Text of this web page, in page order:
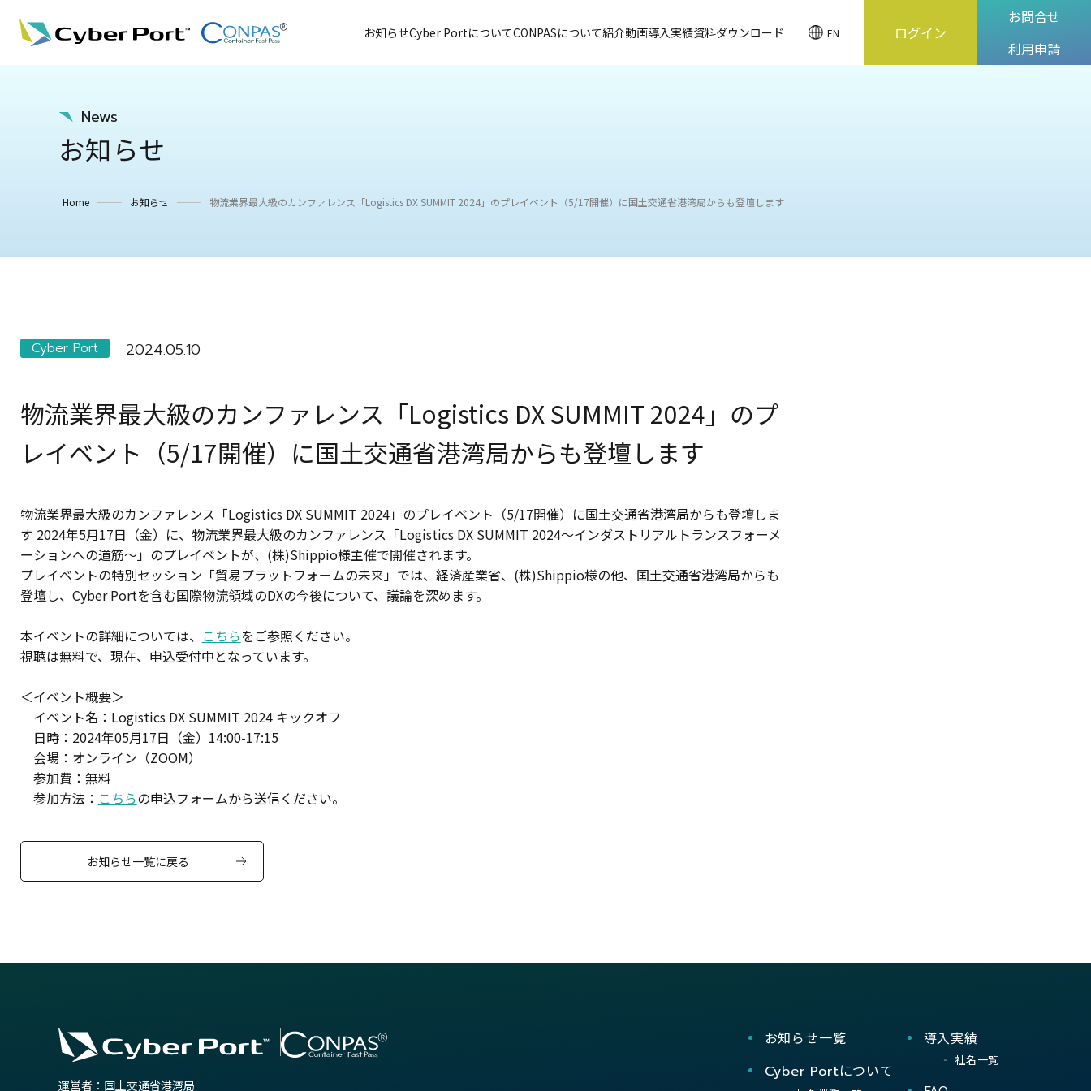
お知らせCyber PortについてCONPASについて紹介動画導入実績資料ダウンロード EN ログイン
お問合せ
利用申請
News
お知らせ
Home お知らせ 物流業界最大級のカンファレンス「Logistics DX SUMMIT 2024」のプレイベント（5/17開催）に国土交通省港湾局からも登壇します
Cyber Port 2024.05.10
物流業界最大級のカンファレンス「Logistics DX SUMMIT 2024」のプ
レイベント（5/17開催）に国土交通省港湾局からも登壇します
物流業界最大級のカンファレンス「Logistics DX SUMMIT 2024」のプレイベント（5/17開催）に国土交通省港湾局からも登壇しま
す 2024年5月17日（金）に、物流業界最大級のカンファレンス「Logistics DX SUMMIT 2024～インダストリアルトランスフォーメ
ーションへの道筋～」のプレイベントが、(株)Shippio様主催で開催されます。
プレイベントの特別セッション「貿易プラットフォームの未来」では、経済産業省、(株)Shippio様の他、国土交通省港湾局からも
登壇し、Cyber Portを含む国際物流領域のDXの今後について、議論を深めます。
本イベントの詳細については、 こちらをご参照ください。
視聴は無料で、現在、申込受付中となっています。
＜イベント概要＞
イベント名：Logistics DX SUMMIT 2024 キックオフ
日時：2024年05月17日（金）14:00-17:15
会場：オンライン（ZOOM）
参加費：無料
参加方法： こちらの申込フォームから送信ください。
お知らせ一覧に戻る
運営者：国土交通省港湾局
お知らせ一覧
Cyber Portについて
導入実績
社名一覧